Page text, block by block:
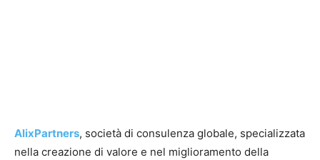
AlixPartners, società di consulenza globale, specializzata
nella creazione di valore e nel miglioramento della